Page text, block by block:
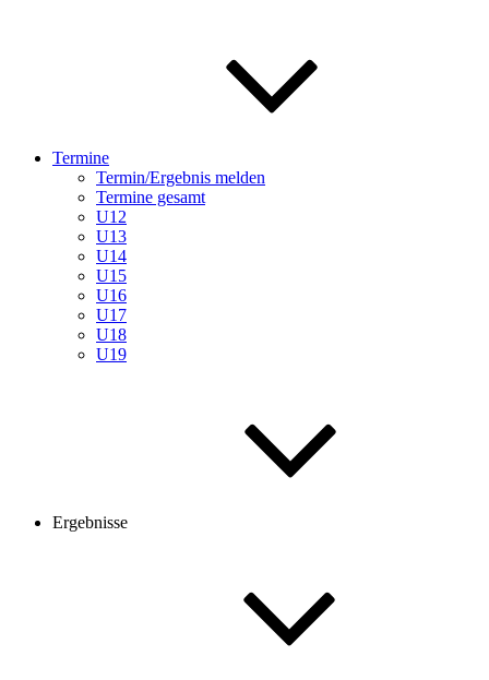
Termine
Termin/Ergebnis melden
Termine gesamt
U12
U13
U14
U15
U16
U17
U18
U19
Ergebnisse